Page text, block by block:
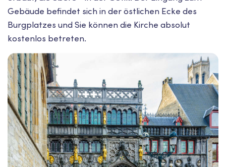
Gebäude befindet sich in der östlichen Ecke des
Burgplatzes und Sie können die Kirche absolut
kostenlos betreten.